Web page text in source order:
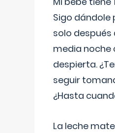
Sigo dándole
solo después
media noche
despierta.
seguir
¿Hasta
La leche